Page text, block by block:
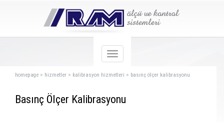
homepage > hizmetler > kalibrasyon hizmetleri > basınç ölçer kalibrasyonu
Basınç Ölçer Kalibrasyonu